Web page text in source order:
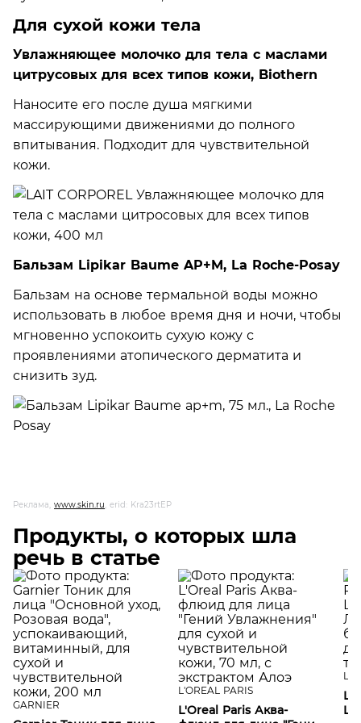
Для сухой кожи тела
Увлажняющее молочко для тела с маслами
цитрусовых для всех типов кожи, Biothern
Наносите его после душа мягкими
массирующими движениями до полного
впитывания. Подходит для чувствительной
кожи.
Бальзам Lipikar Baume AP+M, La Roche-Posay
Бальзам на основе термальной воды можно
использовать в любое время дня и ночи, чтобы
мгновенно успокоить сухую кожу с
проявлениями атопического дерматита и
снизить зуд.
Реклама, www.skin.ru, erid: Kra23rtEP
Продукты, о которых шла
речь в статье
GARNIER
L'OREAL PARIS
L'Oreal Paris Аква-
LA
LA